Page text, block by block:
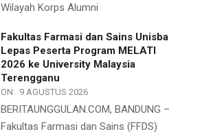
Wilayah Korps Alumni
Fakultas Farmasi dan Sains Unisba
Lepas Peserta Program MELATI
2026 ke University Malaysia
Terengganu
ON: 9 AGUSTUS 2026
BERITAUNGGULAN.COM, BANDUNG –
Fakultas Farmasi dan Sains (FFDS)